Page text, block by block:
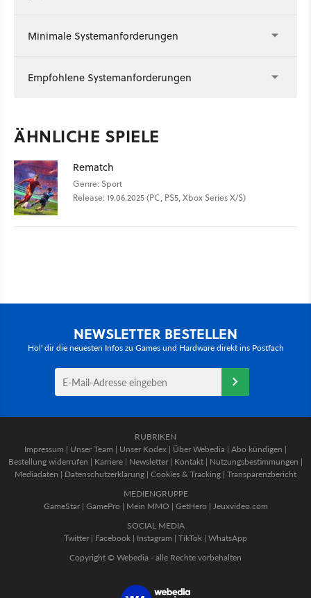
Minimale Systemanforderungen
Empfohlene Systemanforderungen
ÄHNLICHE SPIELE
Rematch
Genre: Sport
Release: 19.06.2025 (PC, PS5, Xbox Series X/S)
NEWSLETTER BESTELLEN
Hol' dir die neuesten Infos zu Games und Hardware direkt ins Postfach
RUBRIKEN
Impressum | Unser Team | Unser Kodex | Über Webedia | Abo kündigen |
Bestellung widerrufen | Karriere | Newsletter | Kontakt | Nutzungsbestimmungen |
Mediadaten | Datenschutzerklärung | Cookies & Tracking | Transparenzbericht
MEDIENGRUPPE
GameStar| GamePro | Mein MMO | GetHero | Jeuxvideo.com
SOCIAL MEDIA
Twitter | Facebook | Instagram | TikTok | WhatsApp
Copyright © Webedia - alle Rechte vorbehalten